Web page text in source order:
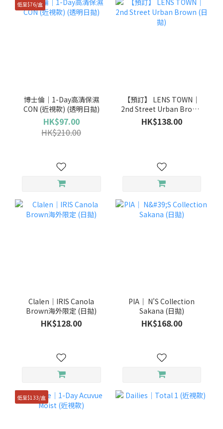
低至$76/盒
博士倫｜1-Day高清保濕
CON (近視款) (透明日拋)
HK$97.00
HK$210.00
【預訂】 LENS TOWN｜
2nd Street Urban Brown
(日拋)
HK$138.00
Clalen｜IRIS Canola
Brown海外限定 (日拋)
HK$128.00
PIA｜ N'S Collection
Sakana (日拋)
HK$168.00
低至$133/盒